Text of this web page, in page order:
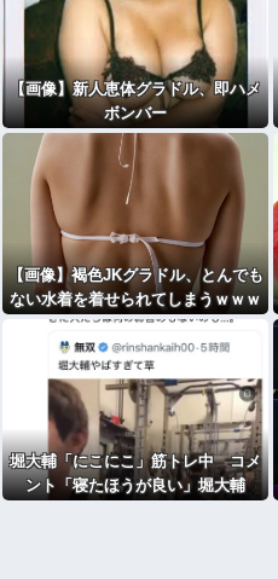
【画像】新人恵体グラドル、即ハメ
ボンバー
【画像】褐色JKグラドル、とんでも
ない水着を着せられてしまうｗｗｗ
wｗｗｗｗｗｗｗｗ
堀大輔「にこにこ」筋トレ中 コメ
ント「寝たほうが良い」堀大輔